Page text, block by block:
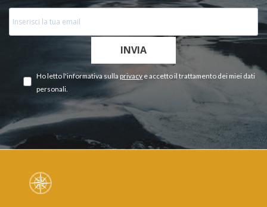
INVIA
Ho letto l'informativa sulla privacy e accetto il trattamento dei miei dati
personali.